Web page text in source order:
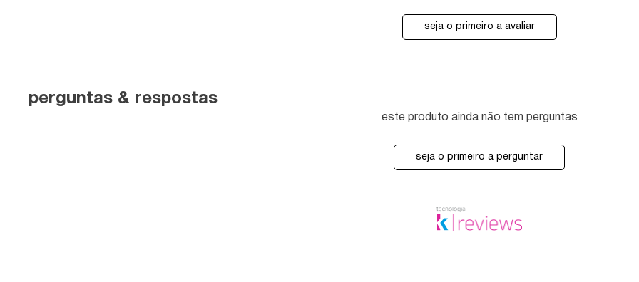
seja o primeiro a avaliar
perguntas & respostas
este produto ainda não tem perguntas
seja o primeiro a perguntar